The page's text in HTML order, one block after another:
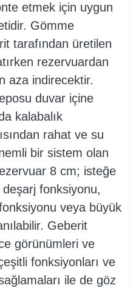
etmek için uygun
Gömme
tarafından üretilen
rezervuardan
aza indirecektir.
duvar içine
kalabalık
rahat ve su
bir sistem olan
8 cm; isteğe
fonksiyonu,
veya büyük
Geberit
görünümleri ve
fonksiyonları ve
ile de göz